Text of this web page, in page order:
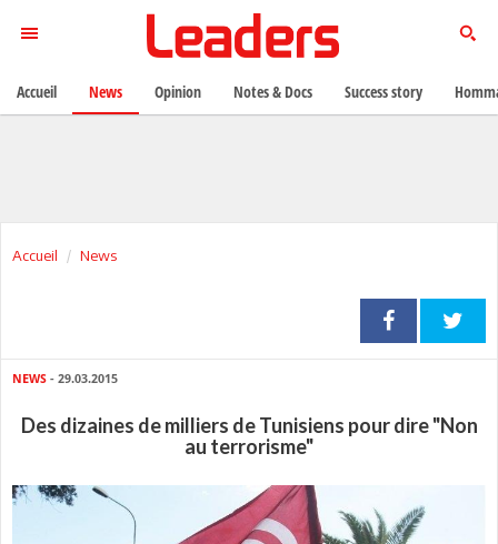
Accueil News
NEWS - 29.03.2015
Des dizaines de milliers de Tunisiens pour dire "Non
au terrorisme"
Accueil News Opinion Notes & Docs Success story